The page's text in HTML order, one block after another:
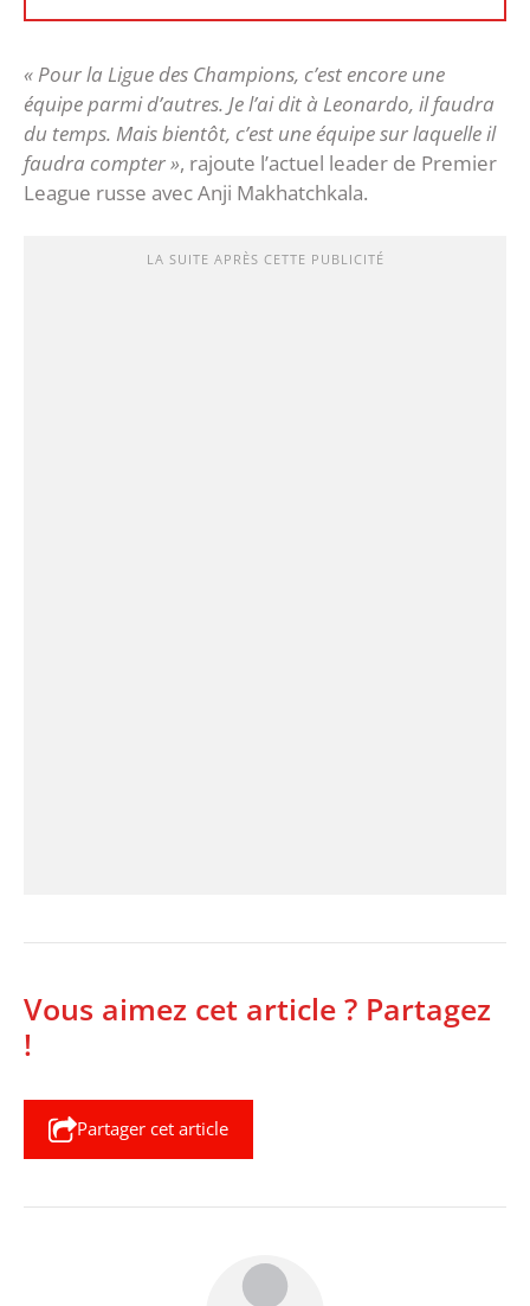
« Pour la Ligue des Champions, c’est encore une
équipe parmi d’autres. Je l’ai dit à Leonardo, il faudra
du temps. Mais bientôt, c’est une équipe sur laquelle il
faudra compter », rajoute l’actuel leader de Premier
League russe avec Anji Makhatchkala.
LA SUITE APRÈS CETTE PUBLICITÉ
Vous aimez cet article ? Partagez
!
Partager cet article